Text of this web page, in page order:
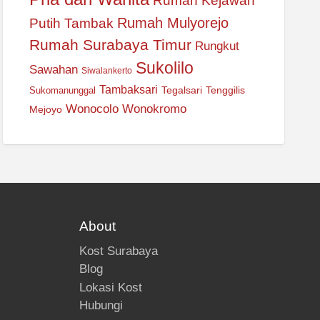
Putih Tambak Rumah Mulyorejo
Rumah Surabaya Timur Rungkut
Sawahan Siwalankerto Sukolilo
Sukomanunggal Tambaksari Tegalsari Tenggilis
Mejoyo Wonocolo Wonokromo
About
Kost Surabaya
Blog
Lokasi Kost
Hubungi